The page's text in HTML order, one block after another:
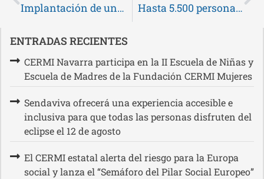
Implantación de un circuito rápido para que las personas enfermas de ELA en fase avanzada puedan acceder a las ayudas para cuidados en domicilio
Hasta 5.500 personas podrán beneficiarse en Navarra de la Fundación ONCE Baja Visión
ENTRADAS RECIENTES
CERMI Navarra participa en la II Escuela de Niñas y
Escuela de Madres de la Fundación CERMI Mujeres
Sendaviva ofrecerá una experiencia accesible e
inclusiva para que todas las personas disfruten del
eclipse el 12 de agosto
El CERMI estatal alerta del riesgo para la Europa
social y lanza el “Semáforo del Pilar Social Europeo”